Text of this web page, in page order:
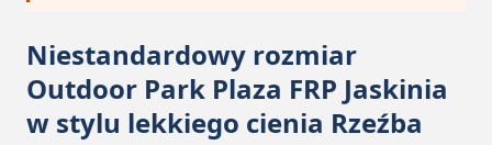
Niestandardowy rozmiar
Outdoor Park Plaza FRP Jaskinia
w stylu lekkiego cienia Rzeźba